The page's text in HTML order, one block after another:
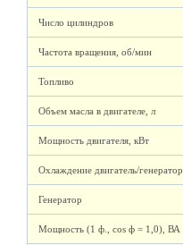
Число цилиндров
Частота вращения, об/мин
Топливо
Объем масла в двигателе, л
Мощность двигателя, кВт
Охлаждение двигатель/генератор
Генератор
Мощность (1 ф., cos ф = 1,0), ВА